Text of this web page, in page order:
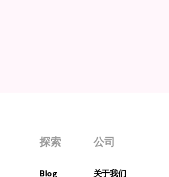
探索
Blog
公司
关于我们